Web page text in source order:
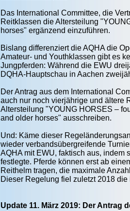
Das International Committee, die
Reitklassen die Altersteilung
horses" ergänzend einzuführen.
Bislang differenziert die AQHA die
Amateur- und Youthklassen gibt es
Jungpferden: Während die EWU
DQHA-Hauptschau in Aachen
Der Antrag aus dem International
auch nur noch vierjährige und ältere
Altersteilung "YOUNG HORSES –
and older horses" ausschreiben.
Und: Käme dieser
wieder verbandsübergreifende
AQHA mit EWU, faktisch aus, indem
festlegte. Pferde können erst ab
Reithelm tragen, die maximale
Dieser Regelung fiel zuletzt 2018
Update 11. März 2019: Der Antrag